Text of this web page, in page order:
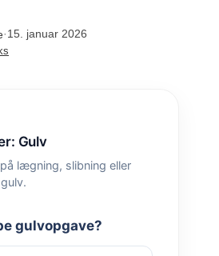
·15. januar 2026
Gulv
lægning, slibning eller
gulvopgave?